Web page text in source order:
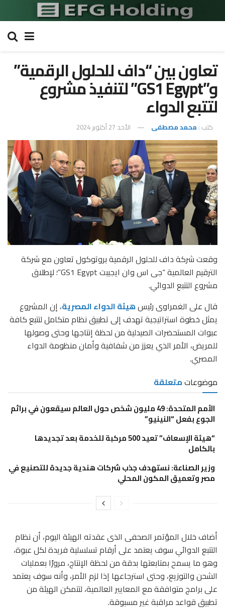
تعاون بين “داف للحلول الرقمية”
و”GS1 Egypt” لتنفيذ مشروع
لتتبع الدواء
كتب : محمد مصطفى الأحد 27 أكتوبر 2024
وقعت شركة داف للحلول الرقمية بروتوكول تعاون مع شركة
الترقيم العالمية “جى اس وان ايجيبت GS1 Egypt”؛ لإطلاق
مشروع التتبع الدوائي.
قال على الغمراوى رئيسهيئة الدواء المصرية، إن المشروع
يمثل خطوة استراتيجية تهدف إلى تطبيق نظام متكامل لتتبع كافة
عبوات المستحضرات الصيدلية من لحظة إنتاجها وحتى وصولها
للمريض، الأمر الذي يعزز من شفافية وأمان منظومة الدواء
المصري.
موضوعاتمتعلقة
الأمم المتحدة: 49 مليون شخص حول العالم سيقعون في براثم
الجوع بفعل “النينيو”
“هيئة الإسعاف” تعيد 500 مركبة للخدمة بعد تجديدها
بالكامل
وزير الصناعة: نستهدف جذب شركات هندية جديدة للتصنيع في
مصر وتعميق المكون المحلي
أضاف خلال المؤتمر الصحفى الذى عقدته الهيئة اليوم، أن نظام
التتبع الدوائي سوف يعتمد على أرقام تسلسلية فريدة لكل عبوة،
وهو ما يسمح بمتابعتها بدقة من لحظة الإنتاج، مرورًا بعمليات
الشحن والتوزيع، وحتى استرجاعها إذا لزم الأمر، وأنه سوف يعتمد
على برامج متوافقة مع المعايير العالمية، لتتمكن الهيئة من
تطبيق قواعد مراقبة غير مسبوقة.